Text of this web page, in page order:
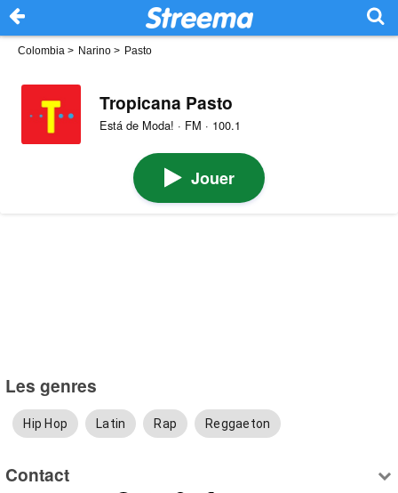
Colombia > Narino > Pasto
Tropicana Pasto
Está de Moda! · FM · 100.1
Jouer
Les genres
Hip Hop Latin Rap Reggaeton
Contact